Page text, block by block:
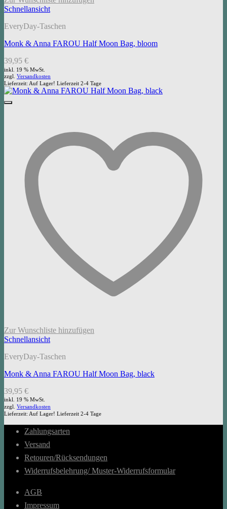
Schnellansicht
EveryDay-Taschen
Monk & Anna FAROU Half Moon Bag, bloom
39,95 €
inkl. 19 % MwSt.
zzgl. Versandkosten
Lieferzeit: Auf Lager! Lieferzeit 2-4 Tage
Zur Wunschliste hinzufügen
Schnellansicht
EveryDay-Taschen
Monk & Anna FAROU Half Moon Bag, black
39,95 €
inkl. 19 % MwSt.
zzgl. Versandkosten
Lieferzeit: Auf Lager! Lieferzeit 2-4 Tage
Zahlungsarten
Versand
Retouren/Rücksendungen
Widerrufsbelehrung/ Muster-Widerrufsformular
AGB
Impressum